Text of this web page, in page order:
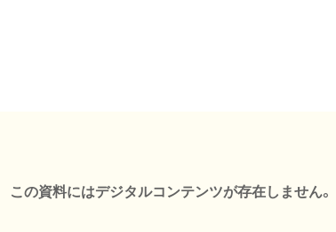
この資料にはデジタルコンテンツが存在しません。